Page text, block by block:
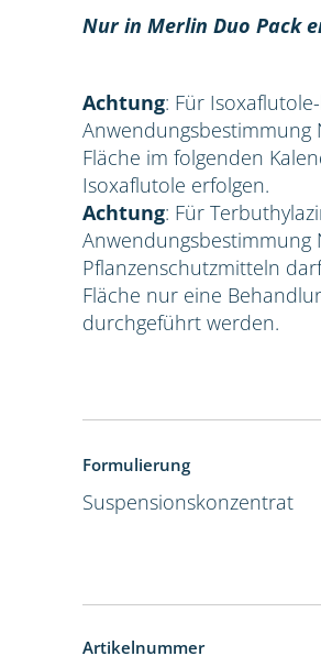
Nur in Merlin Duo Pack
Achtung: Für
Anwendungsbestimmung
Fläche im folgenden
Isoxaflutole erfolgen.
Achtung: Für
Anwendungsbestimmung
Pflanzenschutzmitteln
Fläche nur eine
durchgeführt werden.
Formulierung
Suspensionskonzentrat
Artikelnummer